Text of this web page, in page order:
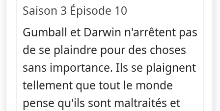
Saison 3 Épisode 10
Gumball et Darwin n'arrêtent pas
de se plaindre pour des choses
sans importance. Ils se plaignent
tellement que tout le monde
pense qu'ils sont maltraités et